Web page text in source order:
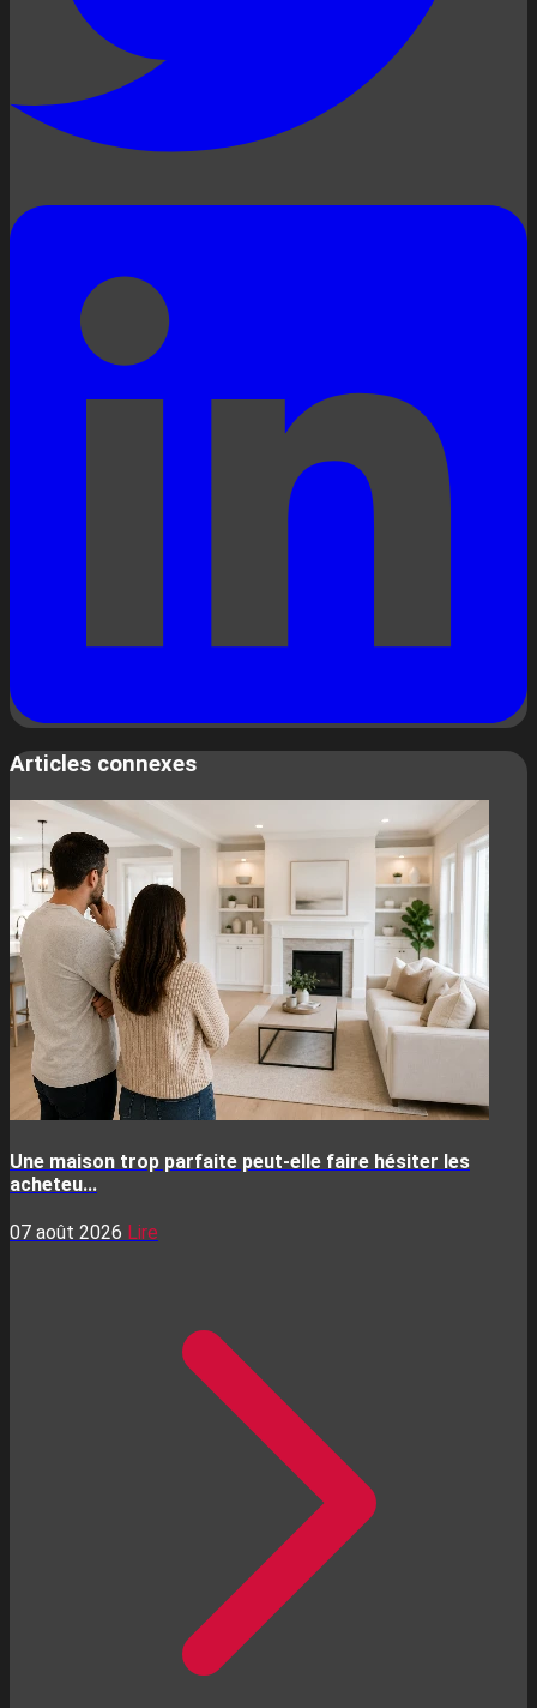
Articles connexes
Une maison trop parfaite peut-elle faire hésiter les
acheteu...
07 août 2026 Lire